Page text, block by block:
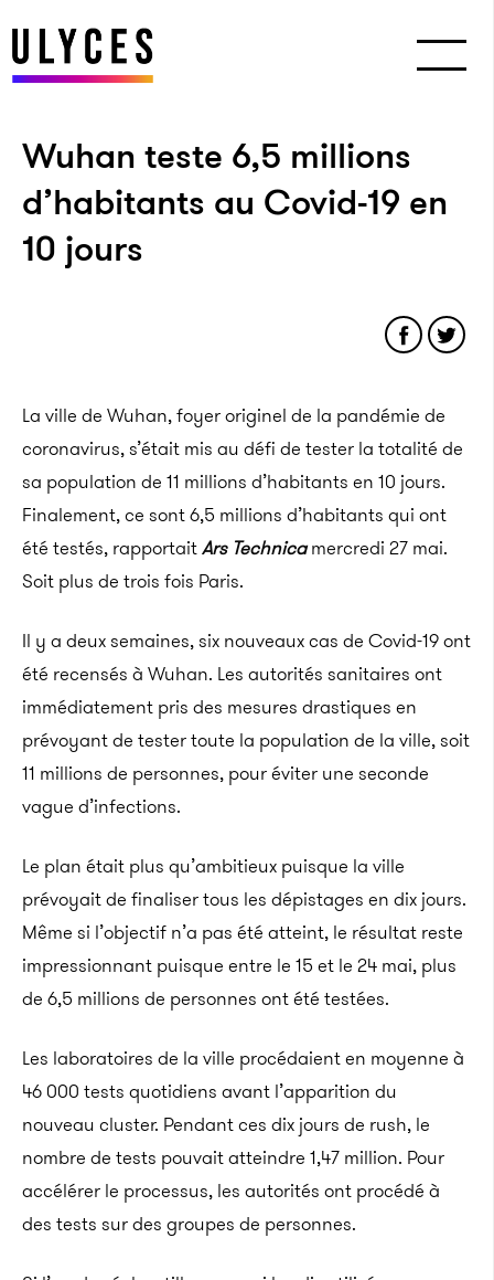
Wuhan teste 6,5 millions
d’habitants au Covid-19 en
10 jours
La ville de Wuhan, foyer originel de la pandémie de
coronavirus, s’était mis au défi de tester la totalité de
sa population de 11 millions d’habitants en 10 jours.
Finalement, ce sont 6,5 millions d’habitants qui ont
été testés, rapportaitArs Technicamercredi 27 mai.
Soit plus de trois fois Paris.
Il y a deux semaines, six nouveaux cas de Covid-19 ont
été recensés à Wuhan. Les autorités sanitaires ont
immédiatement pris des mesures drastiques en
prévoyant de tester toute la population de la ville, soit
11 millions de personnes, pour éviter une seconde
vague d’infections.
Le plan était plus qu’ambitieux puisque la ville
prévoyait de finaliser tous les dépistages en dix jours.
Même si l’objectif n’a pas été atteint, le résultat reste
impressionnant puisque entre le 15 et le 24 mai, plus
de 6,5 millions de personnes ont été testées.
Les laboratoires de la ville procédaient en moyenne à
46 000 tests quotidiens avant l’apparition du
nouveau cluster. Pendant ces dix jours de rush, le
nombre de tests pouvait atteindre 1,47 million. Pour
accélérer le processus, les autorités ont procédé à
des tests sur des groupes de personnes.